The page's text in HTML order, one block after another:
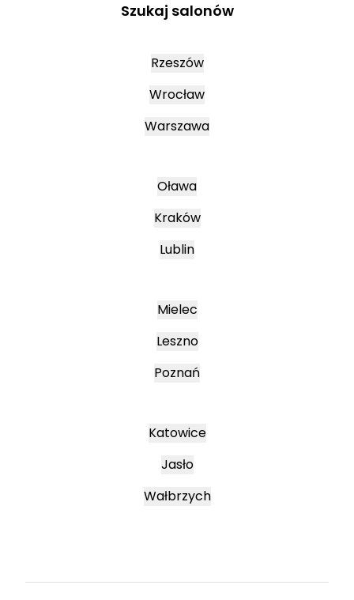
Szukaj salonów
Rzeszów
Wrocław
Warszawa
Oława
Kraków
Lublin
Mielec
Leszno
Poznań
Katowice
Jasło
Wałbrzych